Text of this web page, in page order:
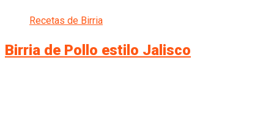
Recetas de Birria
Birria de Pollo estilo Jalisco